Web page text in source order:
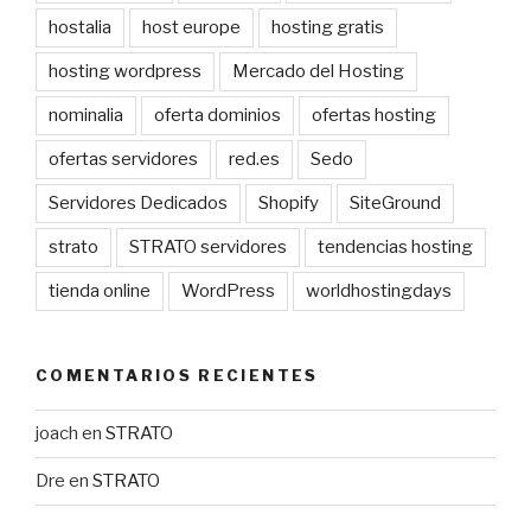
hostalia host europe hosting gratis
hosting wordpress Mercado del Hosting
nominalia oferta dominios ofertas hosting
ofertas servidores red.es Sedo
Servidores Dedicados Shopify SiteGround
strato STRATO servidores tendencias hosting
tienda online WordPress worldhostingdays
COMENTARIOS RECIENTES
joach en STRATO
Dre en STRATO